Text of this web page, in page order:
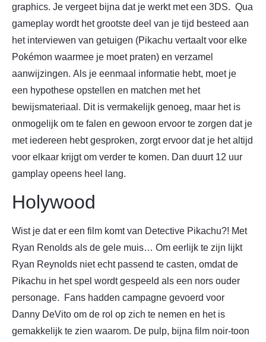
graphics. Je vergeet bijna dat je werkt met een 3DS. Qua
gameplay wordt het grootste deel van je tijd besteed aan
het interviewen van getuigen (Pikachu vertaalt voor elke
Pokémon waarmee je moet praten) en verzamel
aanwijzingen. Als je eenmaal informatie hebt, moet je
een hypothese opstellen en matchen met het
bewijsmateriaal. Dit is vermakelijk genoeg, maar het is
onmogelijk om te falen en gewoon ervoor te zorgen dat je
met iedereen hebt gesproken, zorgt ervoor dat je het altijd
voor elkaar krijgt om verder te komen. Dan duurt 12 uur
gamplay opeens heel lang.
Holywood
Wist je dat er een film komt van Detective Pikachu?! Met
Ryan Renolds als de gele muis… Om eerlijk te zijn lijkt
Ryan Reynolds niet echt passend te casten, omdat de
Pikachu in het spel wordt gespeeld als een nors ouder
personage. Fans hadden campagne gevoerd voor
Danny DeVito om de rol op zich te nemen en het is
gemakkelijk te zien waarom. De pulp, bijna film noir-toon